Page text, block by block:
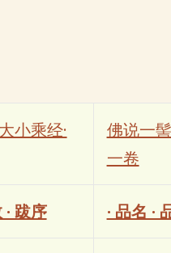
小乘经·
佛说一
一卷
· 跋序 · 品名 ·